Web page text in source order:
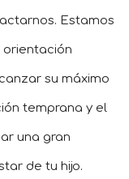
Estamos
su máximo
temprana y el
una gran
de tu hijo.